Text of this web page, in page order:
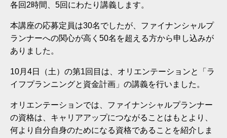
各回2時間、5回にわたり講義します。
本講座の応募定員は30名でしたが、ファイナンシャルプ
ランナーへの関心が高く50名を超える方から申し込みが
ありました。
10月4日（土）の第1回目は、オリエンテーションと「ラ
イフプランニングと資金計画」の講義を行いました。
オリエンテーションでは、ファイナンシャルプランナー
の資格は、キャリアアップにつながることはもとより、
何より自分自身のためになる資格であることを紹介しま